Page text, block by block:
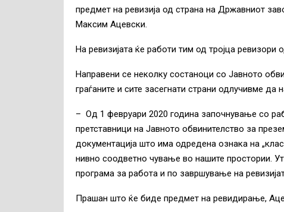
предмет на ревизија од страна на Државниот
Максим Ацевски.
На ревизијата ќе работи тим од тројца ревизори
Направени се неколку состаноци со Јавното
граѓаните и сите засегнати страни одлучивме да
– Од 1 февруари 2020 година започнување со
претставници на Јавното обвинителство за
документација што има одредена ознака на
нивно соодветно чување во нашите простории.
програма за работа и по завршување на
Прашан што ќе биде предмет на ревидирање,